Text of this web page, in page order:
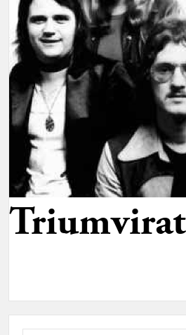
Triumvirat